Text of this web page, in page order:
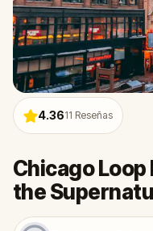
4.3611 Reseñas
Chicago
the